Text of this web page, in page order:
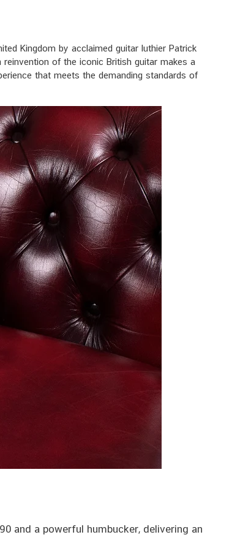
Kingdom by acclaimed guitar luthier Patrick
reinvention of the iconic British guitar makes a
that meets the demanding standards of
and a powerful humbucker, delivering an